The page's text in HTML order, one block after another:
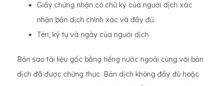
Giấy chứng nhận có chữ ký của người dịch xác
nhận bản dịch chính xác và đầy đủ.
Tên, ký tự và ngày của người dịch
Bản sao tài liệu gốc bằng tiếng nước ngoài cùng với bản
dịch đã được chứng thực. Bản dịch không đầy đủ hoặc